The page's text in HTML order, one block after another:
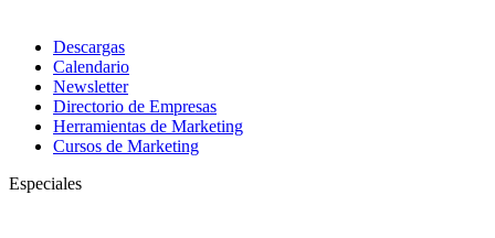
Descargas
Calendario
Newsletter
Directorio de Empresas
Herramientas de Marketing
Cursos de Marketing
Especiales